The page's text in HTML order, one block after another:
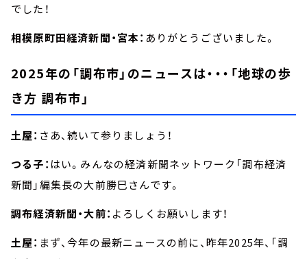
でした！
相模原町田経済新聞・宮本： ありがとうございました。
2025年の「調布市」のニュースは・・・「地球の歩
き方 調布市」
土屋： さあ、続いて参りましょう！
つる子： はい。みんなの経済新聞ネットワーク「調布経済
新聞」編集長の大前勝巳さんです。
調布経済新聞・大前： よろしくお願いします！
土屋： まず、今年の最新ニュースの前に、昨年2025年、「調